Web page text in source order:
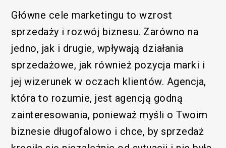
Główne cele marketingu to wzrost
sprzedaży i rozwój biznesu. Zarówno na
jedno, jak i drugie, wpływają działania
sprzedażowe, jak również pozycja marki i
jej wizerunek w oczach klientów. Agencja,
która to rozumie, jest agencją godną
zainteresowania, ponieważ myśli o Twoim
biznesie długofalowo i chce, by sprzedaż